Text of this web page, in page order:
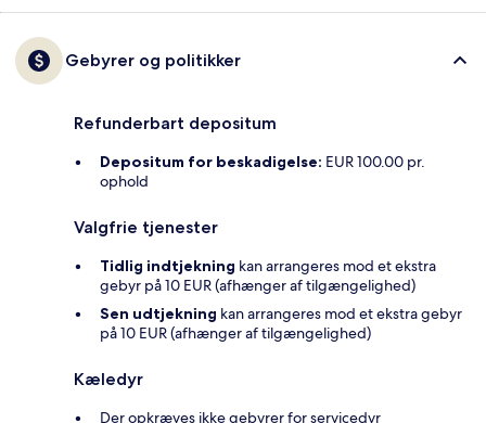
Gebyrer og politikker
Refunderbart depositum
Depositum for beskadigelse: EUR 100.00 pr.
ophold
Valgfrie tjenester
Tidlig indtjekning kan arrangeres mod et ekstra
gebyr på 10 EUR (afhænger af tilgængelighed)
Sen udtjekning kan arrangeres mod et ekstra gebyr
på 10 EUR (afhænger af tilgængelighed)
Kæledyr
Der opkræves ikke gebyrer for servicedyr